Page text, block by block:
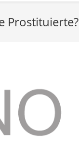
Prostituierte?